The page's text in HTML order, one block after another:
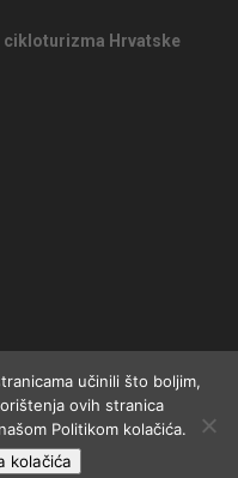
Hrvatske
cikloturizma Hrvatske,
učinili što boljim,
ovih stranica
Politikom kolačića.
kolačića